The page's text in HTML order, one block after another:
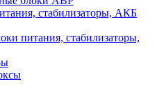
стабилизаторы, АКБ
питания, стабилизаторы,